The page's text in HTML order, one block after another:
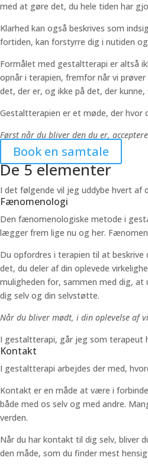
med at gøre det, du hele tiden har
Klarhed kan også beskrives som
fortiden, kan forstyrre dig i nutiden
Formålet med gestaltterapi er altså
opnår i terapien, fremfor når vi
det, der er, og ikke på det, der
Gestaltterapien er et møde, der hvor
Først når du bliver den du er,
Book en samtale
De 5 elementer
I det følgende vil jeg uddybe hvert af
Fænomenologi
Den fænomenologiske metode i
lægger frem lige nu og her.
Du opfordres i terapien til at
det, du deler af din oplevede
muligheden for, sammen med dig,
dig selv og din selvstøtte.
Når du bliver mødt, i din oplevelse af
I gestaltterapi, går jeg som terapeut
Kontakt
I gestaltterapi arbejdes der med,
Kontakt er en måde at være i
både med os selv og med andre.
verden.
Når du har kontakt til dig selv,
den måde, som du finder mest